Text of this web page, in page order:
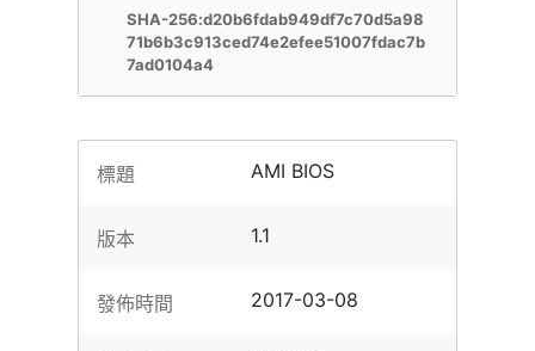
SHA-256:d20b6fdab949df7c70d5a98
71b6b3c913ced74e2efee51007fdac7b
7ad0104a4
標題 AMI BIOS
版本 1.1
發佈時間 2017-03-08